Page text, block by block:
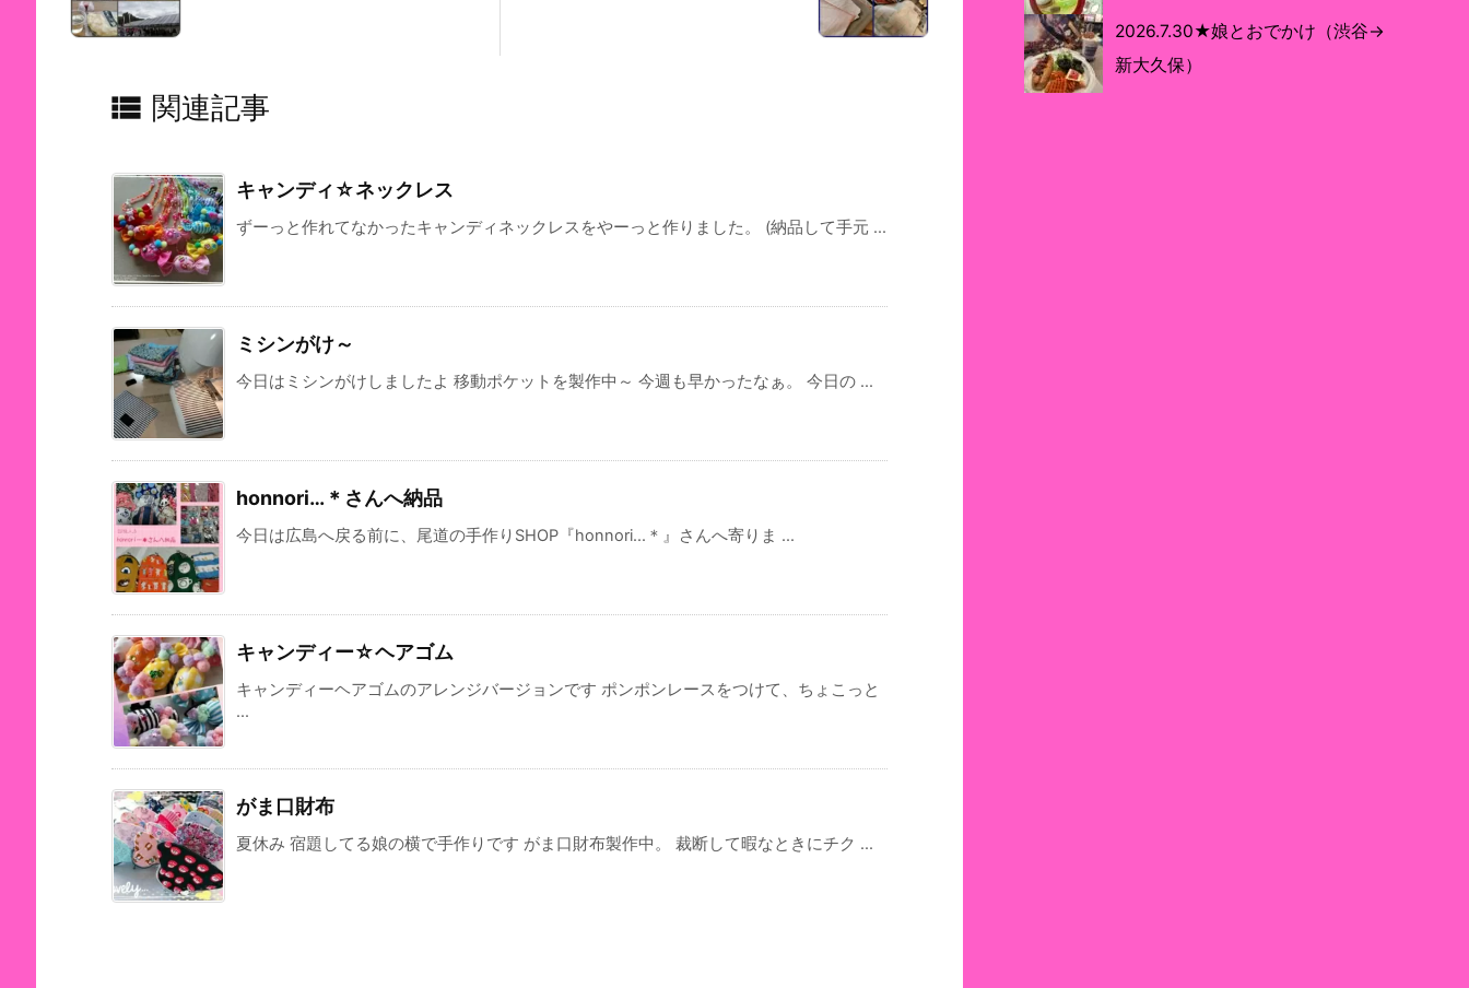
 関連記事
キャンディ☆ネックレス
ずーっと作れてなかったキャンディネックレスをやーっと作りました。 (納品して手元 ...
ミシンがけ～
今日はミシンがけしましたよ 移動ポケットを製作中～ 今週も早かったなぁ。 今日の ...
honnori…＊さんへ納品
今日は広島へ戻る前に、尾道の手作りSHOP『honnori...＊』さんへ寄りま ...
キャンディー☆ヘアゴム
キャンディーヘアゴムのアレンジバージョンです ポンポンレースをつけて、ちょこっと
...
がま口財布
夏休み 宿題してる娘の横で手作りです がま口財布製作中。 裁断して暇なときにチク ...
2026.7.30★娘とおでかけ（渋谷→
新大久保）